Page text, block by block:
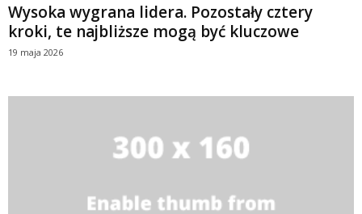
Wysoka wygrana lidera. Pozostały cztery
kroki, te najbliższe mogą być kluczowe
19 maja 2026